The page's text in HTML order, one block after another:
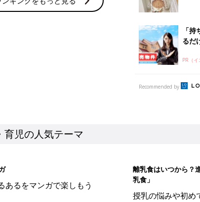
離乳食はいつから？
授乳の悩みや初
子育てとお金
妊娠・出産・育
金・助成金を解説
【漫画】あれ、どうして？ 保育園生活に慣れたのはいいけど、
する……！『ふうふう子育て ＃91』
赤ちゃん・育児